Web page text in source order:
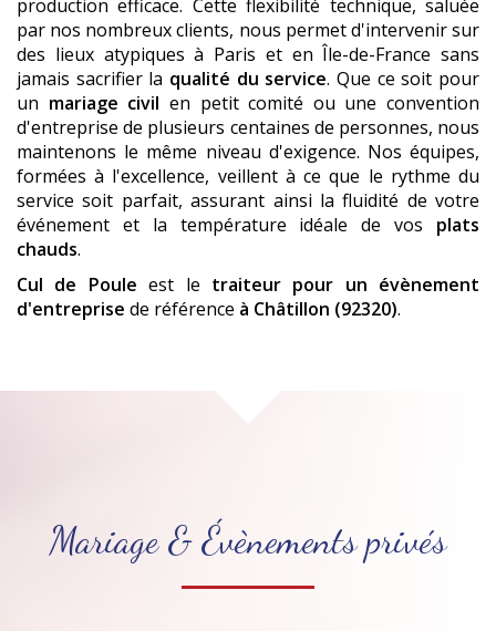
production efficace. Cette flexibilité technique, saluée
par nos nombreux clients, nous permet d'intervenir sur
des lieux atypiques à Paris et en Île-de-France sans
jamais sacrifier la qualité du service. Que ce soit pour
un mariage civil en petit comité ou une convention
d'entreprise de plusieurs centaines de personnes, nous
maintenons le même niveau d'exigence. Nos équipes,
formées à l'excellence, veillent à ce que le rythme du
service soit parfait, assurant ainsi la fluidité de votre
événement et la température idéale de vos plats
chauds.
Cul de Poule est le traiteur pour un évènement
d'entreprise de référence à Châtillon (92320).
Mariage & Évènements privés